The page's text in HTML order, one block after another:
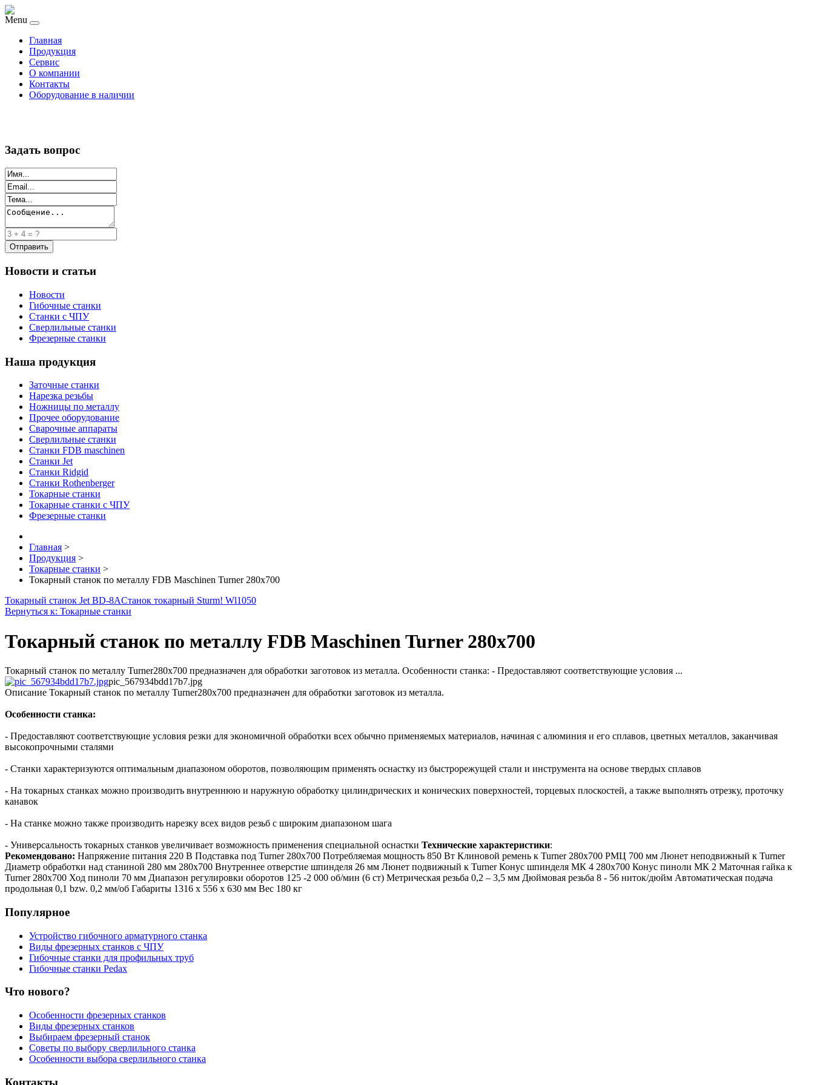
Menu
Главная
Продукция
Сервис
О компании
Контакты
Оборудование в наличии
Задать вопрос
Новости и статьи
Новости
Гибочные станки
Станки с ЧПУ
Сверлильные станки
Фрезерные станки
Наша продукция
Заточные станки
Нарезка резьбы
Ножницы по металлу
Прочее оборудование
Сварочные аппараты
Сверлильные станки
Станки FDB maschinen
Станки Jet
Станки Ridgid
Станки Rothenberger
Токарные станки
Токарные станки с ЧПУ
Фрезерные станки
Главная >
Продукция >
Токарные станки >
Токарный станок по металлу FDB Maschinen Turner 280x700
Токарный станок Jet BD-8AСтанок токарный Sturm! Wl1050
Вернуться к: Токарные станки
Токарный станок по металлу FDB Maschinen Turner 280x700
Токарный станок по металлу Turner280x700 предназначен для обработки заготовок из металла. Особенности станка: - Предоставляют соответствующие условия ...
pic_567934bdd17b7.jpg
Описание Токарный станок по металлу Turner280x700 предназначен для обработки заготовок из металла.
Особенности станка:
- Предоставляют соответствующие условия резки для экономичной обработки всех обычно применяемых материалов, начиная с алюминия и его сплавов, цветных металлов, заканчивая
высокопрочными сталями
- Станки характеризуются оптимальным диапазоном оборотов, позволяющим применять оснастку из быстрорежущей стали и инструмента на основе твердых сплавов
- На токарных станках можно производить внутреннюю и наружную обработку цилиндрических и конических поверхностей, торцевых плоскостей, а также выполнять отрезку, проточку
канавок
- На станке можно также производить нарезку всех видов резьб с широким диапазоном шага
- Универсальность токарных станков увеличивает возможность применения специальной оснастки Технические характеристики:
Рекомендовано: Напряжение питания 220 В Подставка под Turner 280x700 Потребляемая мощность 850 Вт Клиновой ремень к Turner 280x700 РМЦ 700 мм Люнет неподвижный к Turner
Диаметр обработки над станиной 280 мм 280x700 Внутреннее отверстие шпинделя 26 мм Люнет подвижный к Turner Конус шпинделя МК 4 280x700 Конус пиноли МК 2 Маточная гайка к
Turner 280x700 Ход пиноли 70 мм Диапазон регулировки оборотов 125 -2 000 об/мин (6 ст) Метрическая резьба 0,2 – 3,5 мм Дюймовая резьба 8 - 56 ниток/дюйм Автоматическая подача
продольная 0,1 bzw. 0,2 мм/об Габариты 1316 x 556 x 630 мм Вес 180 кг
Популярное
Устройство гибочного арматурного станка
Виды фрезерных станков с ЧПУ
Гибочные станки для профильных труб
Гибочные станки Pedax
Что нового?
Особенности фрезерных станков
Виды фрезерных станков
Выбираем фрезерный станок
Советы по выбору сверлильного станка
Особенности выбора сверлильного станка
Контакты